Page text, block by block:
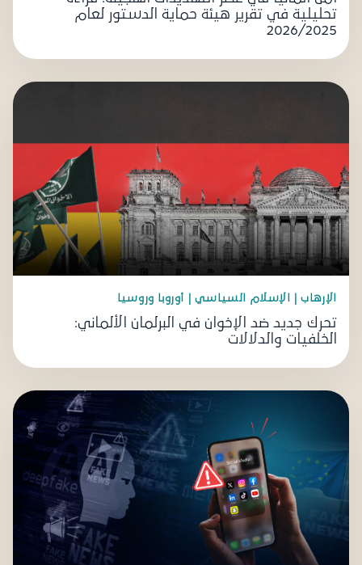
تحليلية في تقرير هيئة حماية الدستور لعام
2026/2025
الإرهاب | الإسلام السياسي | أوروبا وروسيا
تحرك جديد ضد الإخوان في البرلمان الألماني:
الخلفيات والدلالات